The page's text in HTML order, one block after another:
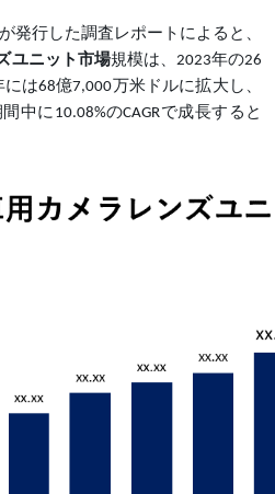
が発行した調査レポートによると、
ユニット市場規模は、2023年の26
は68億7,000万米ドルに拡大し、
中に10.08%のCAGRで成長すると